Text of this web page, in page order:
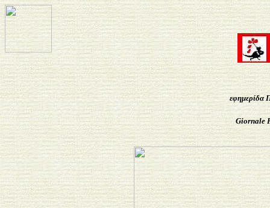
εφημερίδα
Giornale